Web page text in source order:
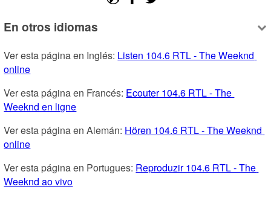
En otros idiomas
Ver esta página en Inglés: Listen 104.6 RTL - The Weeknd
online
Ver esta página en Francés: Ecouter 104.6 RTL - The
Weeknd en ligne
Ver esta página en Alemán: Hören 104.6 RTL - The Weeknd
online
Ver esta página en Portugues: Reproduzir 104.6 RTL - The
Weeknd ao vivo